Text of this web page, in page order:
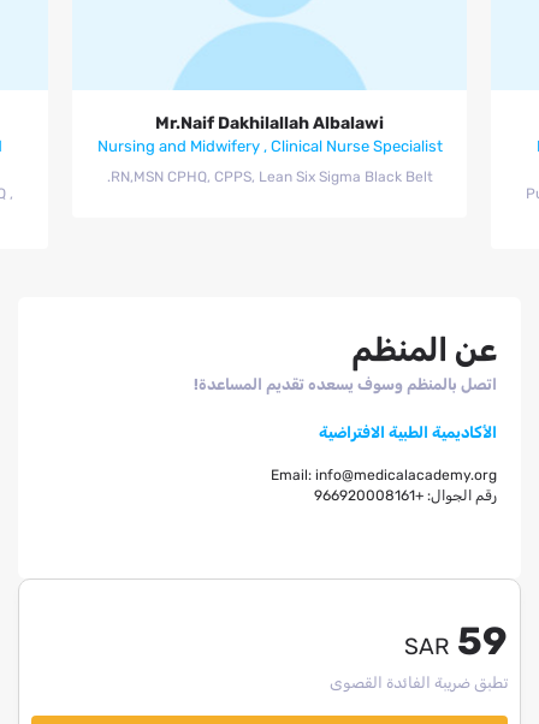
Mr.Naif Dakhilallah Albalawi
Nursing and Midwifery , Clinical Nurse Specialist
RN,MSN CPHQ, CPPS, Lean Six Sigma Black Belt.
,
عن المنظم
اتصل بالمنظم وسوف يسعده تقديم المساعدة!
الأكاديمية الطبية الافتراضية
Email: info@medicalacademy.org
رقم الجوال: +966920008161
59
SAR
تطبق ضريبة الفائدة القصوى